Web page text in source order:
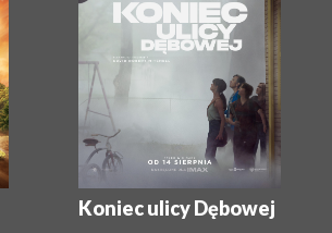
Koniec ulicy Dębowej